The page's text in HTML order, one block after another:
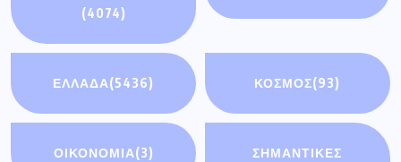
(4074)
ΕΛΛΑΔΑ(5436) ΚΟΣΜΟΣ(93)
ΟΙΚΟΝΟΜΊΑ(3)
ΣΗΜΑΝΤΙΚΈΣ